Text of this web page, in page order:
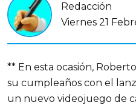
Redacción
Viernes 21
** En esta ocasión,
su cumpleaños con el
un nuevo videojuego de